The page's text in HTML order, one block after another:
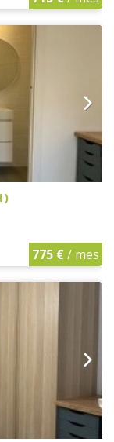
775 €/ mes